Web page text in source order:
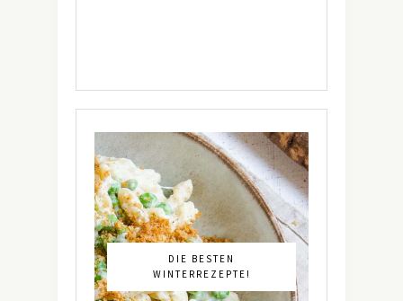
DIE BESTEN
WINTERREZEPTE!